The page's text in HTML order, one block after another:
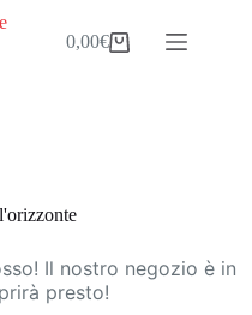
Carrello
0,00€
Il nostro negozio è in
presto!